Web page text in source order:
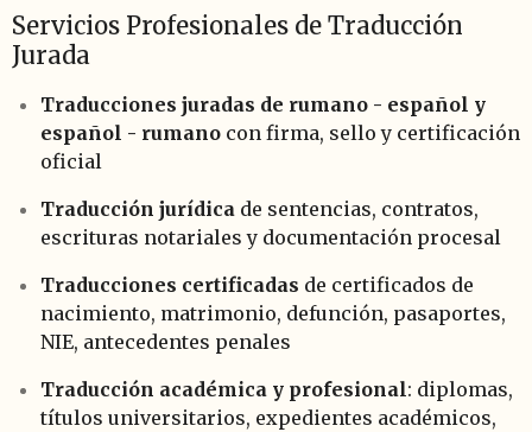
Servicios Profesionales de Traducción
Jurada
Traducciones juradas de rumano - español y
español - rumano con firma, sello y certificación
oficial
Traducción jurídica de sentencias, contratos,
escrituras notariales y documentación procesal
Traducciones certificadas de certificados de
nacimiento, matrimonio, defunción, pasaportes,
NIE, antecedentes penales
Traducción académica y profesional: diplomas,
títulos universitarios, expedientes académicos,